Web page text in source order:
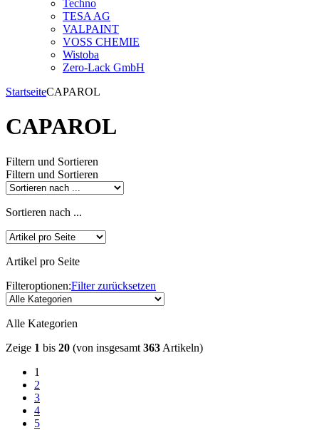
Techno
TESA AG
VALPAINT
VOSS CHEMIE
Wistoba
Zero-Lack GmbH
StartseiteCAPAROL
CAPAROL
Filtern und Sortieren
Filtern und Sortieren
Sortieren nach ...
Artikel pro Seite
Filteroptionen:Filter zurücksetzen
Alle Kategorien
Zeige 1 bis 20 (von insgesamt 363 Artikeln)
1
2
3
4
5